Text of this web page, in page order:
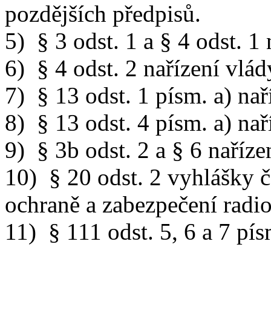
pozdějších předpisů.
5) § 3 odst. 1 a § 4 odst.
6) § 4 odst. 2 nařízení
7) § 13 odst. 1 písm. a)
8) § 13 odst. 4 písm. a)
9) § 3b odst. 2 a § 6
10) § 20 odst. 2 vyhlášky
ochraně a zabezpečení
11) § 111 odst. 5, 6 a 7